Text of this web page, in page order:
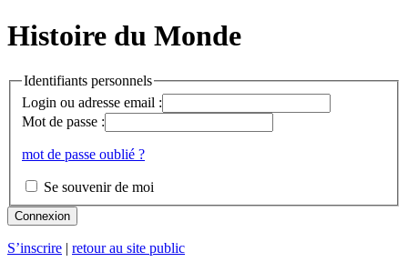
Histoire du Monde
Identifiants personnels
Login ou adresse email :
Mot de passe :
mot de passe oublié ?
Se souvenir de moi
Connexion
S’inscrire retour au site public